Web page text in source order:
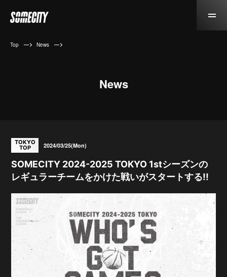
Top News
News
TOKYO
TOP 2024/03/25(Mon)
SOMECITY 2024-2025 TOKYO 1stシーズンの
レギュラーチームをかけた戦いがスタートする!!